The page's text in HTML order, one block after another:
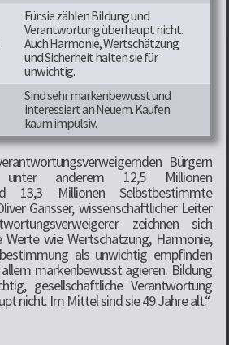
Für sie zählen Bildung und
Verantwortung überhaupt nicht.
Auch Harmonie, Wertschätzung
und Sicherheit halten sie für
unwichtig.
Sind sehr markenbewusst und
interessiert an Neuem. Kaufen
kaum impulsiv.
Bürgern
anderem 12,5 Millionen
13,3 Millionen Selbstbestimmte
Gansser, wissenschaftlicher Leiter
zeichnen sich
Werte wie Wertschätzung, Harmonie,
als unwichtig empfinden
markenbewusst agieren. Bildung
gesellschaftliche Verantwortung
nicht. Im Mittel sind sie 49 Jahre alt.“